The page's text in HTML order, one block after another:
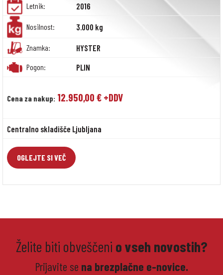
Letnik: 2016
Nosilnost: 3.000 kg
Znamka: HYSTER
Pogon: PLIN
Cena za nakup: 12.950,00 € +DDV
Centralno skladišče Ljubljana
OGLEJTE SI VEČ
Želite biti obveščeni o vseh novostih?
Prijavite se na brezplačne e-novice.